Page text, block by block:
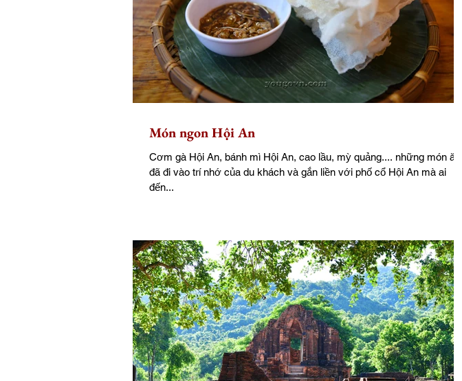
Món ngon Hội An
Cơm gà Hội An, bánh mì Hội An, cao lầu, mỳ quảng.... những món ăn
đã đi vào trí nhớ của du khách và gắn liền với phố cổ Hội An mà ai
đến...